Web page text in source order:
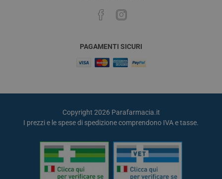
PAGAMENTI SICURI
Copyright 2026 Parafarmacia.it
I prezzi e le spese di spedizione comprendono IVA e tasse.